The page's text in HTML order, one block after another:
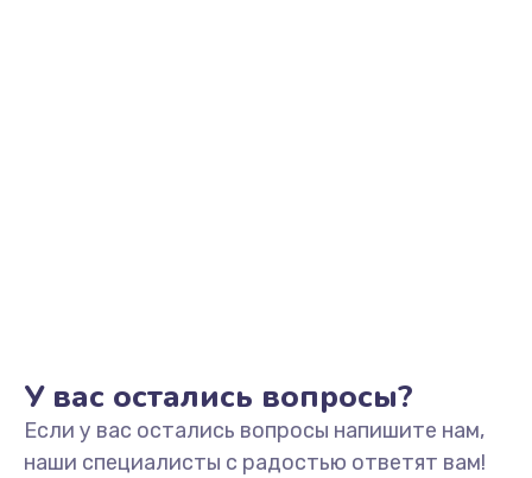
У вас остались вопросы?
Если у вас остались вопросы напишите нам,
наши специалисты с радостью ответят вам!